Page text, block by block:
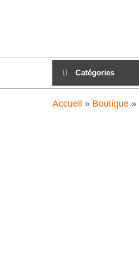
clubdial.fr
Catégories
Accueil » Boutique »